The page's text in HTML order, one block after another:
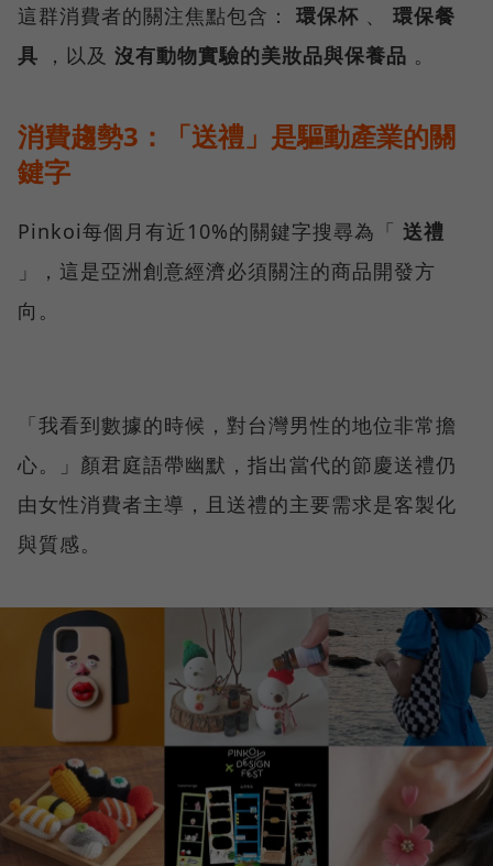
這群消費者的關注焦點包含： 環保杯 、 環保餐
具 ，以及 沒有動物實驗的美妝品與保養品 。
消費趨勢3：「送禮」是驅動產業的關
鍵字
Pinkoi每個月有近10%的關鍵字搜尋為「 送禮
」，這是亞洲創意經濟必須關注的商品開發方
向。
「我看到數據的時候，對台灣男性的地位非常擔
心。」顏君庭語帶幽默，指出當代的節慶送禮仍
由女性消費者主導，且送禮的主要需求是客製化
與質感。